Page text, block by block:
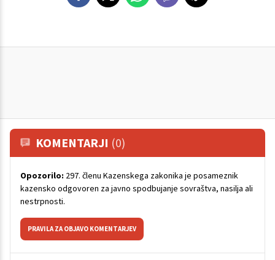
KOMENTARJI (0)
Opozorilo: 297. členu Kazenskega zakonika je posameznik
kazensko odgovoren za javno spodbujanje sovraštva, nasilja ali
nestrpnosti.
PRAVILA ZA OBJAVO KOMENTARJEV